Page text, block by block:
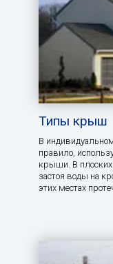
Типы крыш
В
правило,
крыши. В
застоя воды на
этих местах